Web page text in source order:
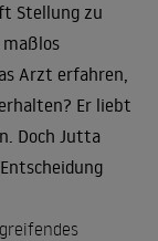
Stellung zu
Arzt erfahren,
Er liebt
Doch Jutta